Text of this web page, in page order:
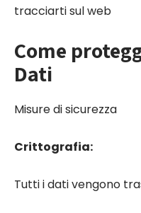
tracciarti sul web
Come
Dati
Misure di sicurezza
Crittografia:
Tutti i dati vengono